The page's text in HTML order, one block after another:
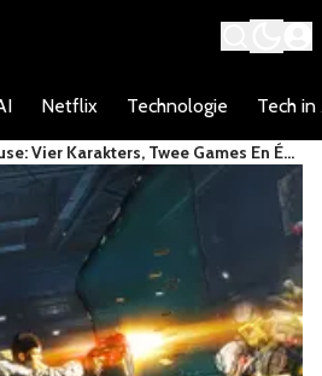
Netflix Technologie Tech in
Vier Karakters, Twee Games En Één
Janboel